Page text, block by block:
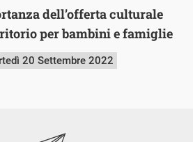
dell’offerta culturale
per bambini e famiglie
20 Settembre 2022